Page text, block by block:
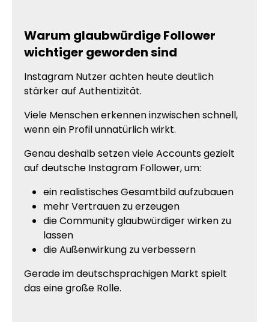
Warum glaubwürdige Follower
wichtiger geworden sind
Instagram Nutzer achten heute deutlich
stärker auf Authentizität.
Viele Menschen erkennen inzwischen schnell,
wenn ein Profil unnatürlich wirkt.
Genau deshalb setzen viele Accounts gezielt
auf deutsche Instagram Follower, um:
ein realistisches Gesamtbild aufzubauen
mehr Vertrauen zu erzeugen
die Community glaubwürdiger wirken zu
lassen
die Außenwirkung zu verbessern
Gerade im deutschsprachigen Markt spielt
das eine große Rolle.